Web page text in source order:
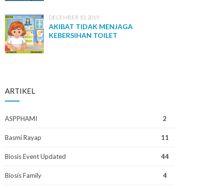
DECEMBER 10, 2019
AKIBAT TIDAK MENJAGA
KEBERSIHAN TOILET
ARTIKEL
ASPPHAMI 2
Basmi Rayap 11
Biosis Event Updated 44
Biosis Family 4